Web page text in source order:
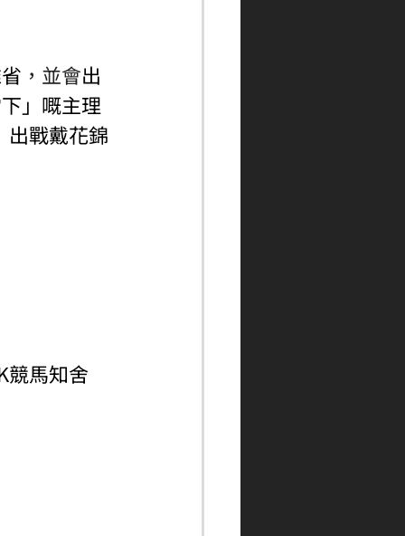
，並會出
」嘅主理
出戰戴花錦
馬知舍